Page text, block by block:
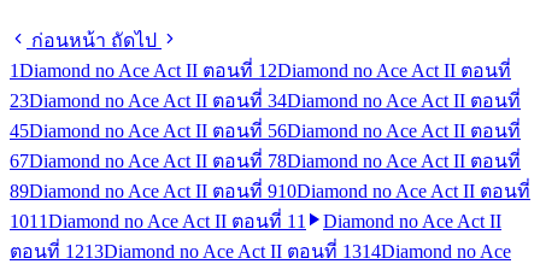
ก่อนหน้า ถัดไป
1Diamond no Ace Act II ตอนที่ 1 2Diamond no Ace Act II ตอนที่
23Diamond no Ace Act II ตอนที่ 34Diamond no Ace Act II ตอนที่
45Diamond no Ace Act II ตอนที่ 56Diamond no Ace Act II ตอนที่
67Diamond no Ace Act II ตอนที่ 78Diamond no Ace Act II ตอนที่
89Diamond no Ace Act II ตอนที่ 910Diamond no Ace Act II ตอนที่
1011Diamond no Ace Act II ตอนที่ 11
Diamond no Ace Act II
ตอนที่ 1213Diamond no Ace Act II ตอนที่ 1314Diamond no Ace